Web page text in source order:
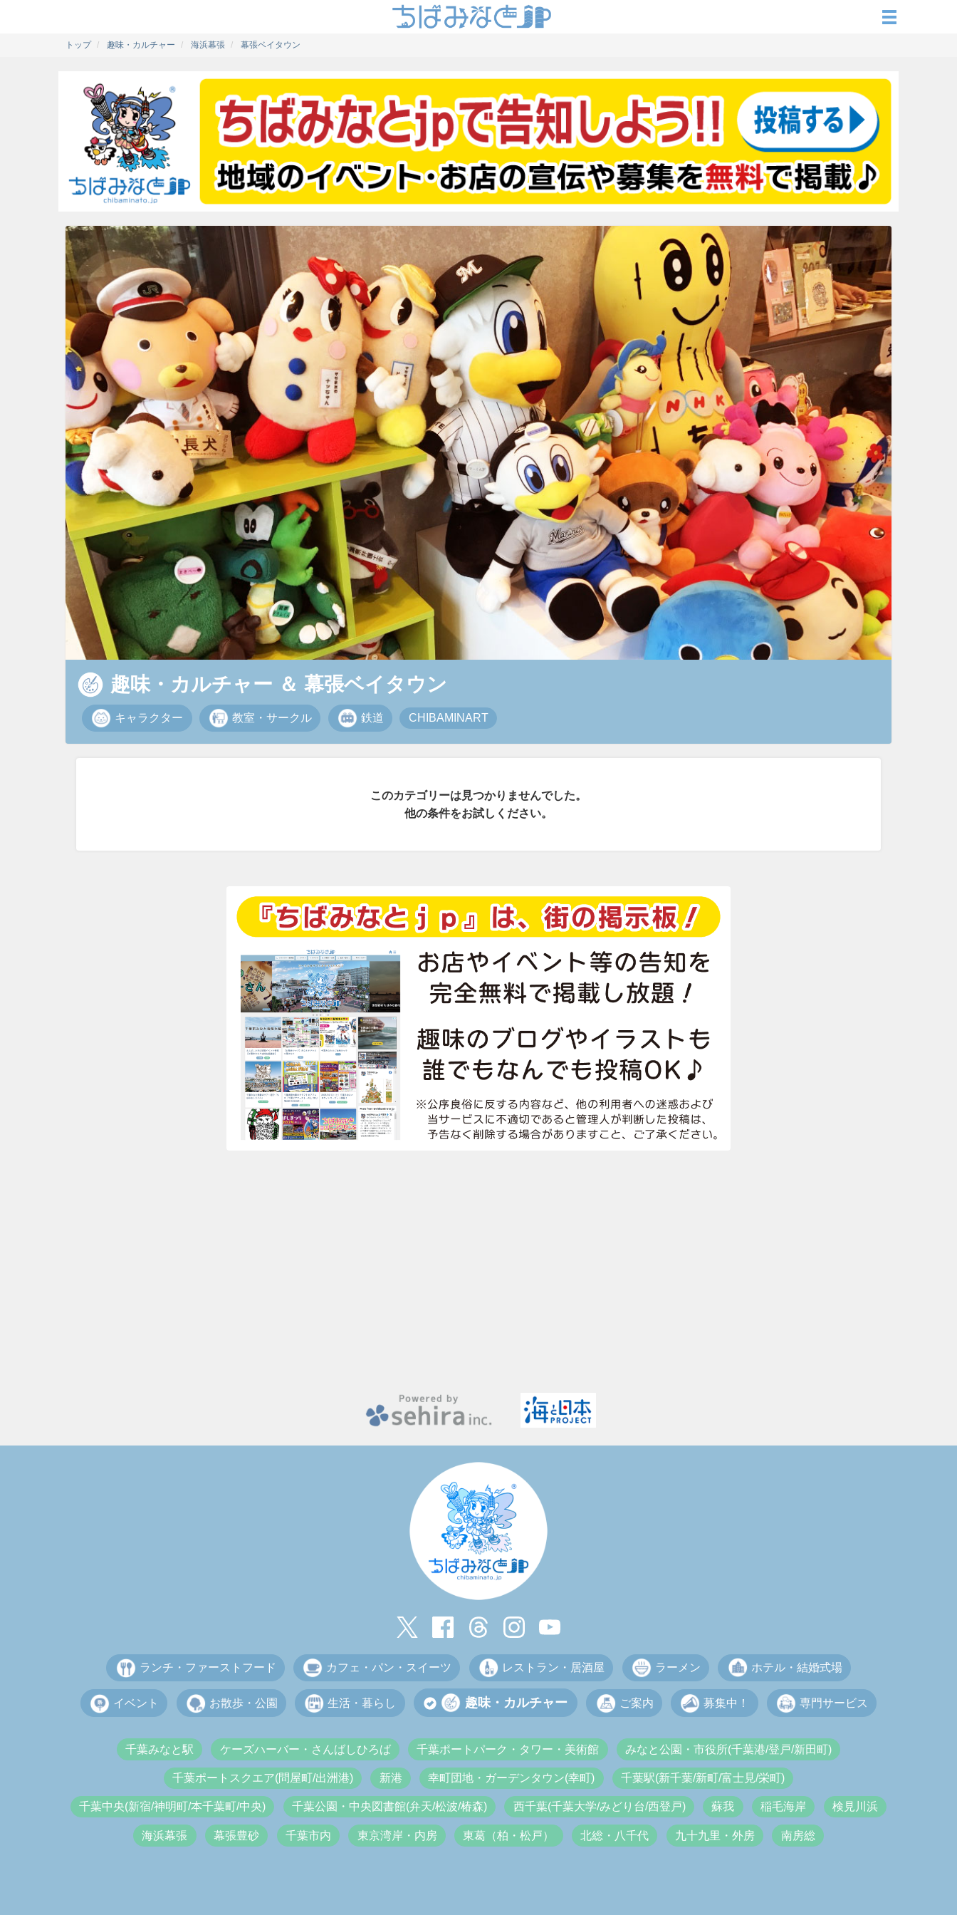
トップ 趣味・カルチャー 海浜幕張 幕張ベイタウン
趣味・カルチャー ＆ 幕張ベイタウン
キャラクター 教室・サークル 鉄道 CHIBAMINART
このカテゴリーは見つかりませんでした。
他の条件をお試しください。
ランチ・ファーストフード カフェ・パン・スイーツ レストラン・居酒屋 ラーメン ホテル・結婚式場
イベント お散歩・公園 生活・暮らし 趣味・カルチャー ご案内 募集中！ 専門サービス
千葉みなと駅 ケーズハーバー・さんばしひろば 千葉ポートパーク・タワー・美術館 みなと公園・市役所(千葉港/登戸/新田町)
千葉ポートスクエア(問屋町/出洲港) 新港 幸町団地・ガーデンタウン(幸町) 千葉駅(新千葉/新町/富士見/栄町)
千葉中央(新宿/神明町/本千葉町/中央) 千葉公園・中央図書館(弁天/松波/椿森) 西千葉(千葉大学/みどり台/西登戸) 蘇我 稲毛海岸 検見川浜
海浜幕張 幕張豊砂 千葉市内 東京湾岸・内房 東葛（柏・松戸） 北総・八千代 九十九里・外房 南房総